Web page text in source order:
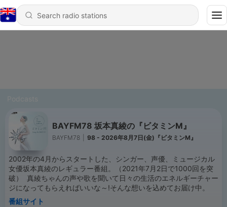
BAYFM78 坂本真綾の『ビタミンM』
BAYFM78 98 - 2026年8月7日(金)『ビタミンM』
2002年の4月からスタートした、シンガー、声優、ミュージカル
女優坂本真綾のレギュラー番組。（2021年7月2日で1000回を突
破） 真綾ちゃんの声や歌を聞いて日々の生活のエネルギーチャー
ジになってもらえればいいな～!そんな想いを込めてお届け中。
番組サイト